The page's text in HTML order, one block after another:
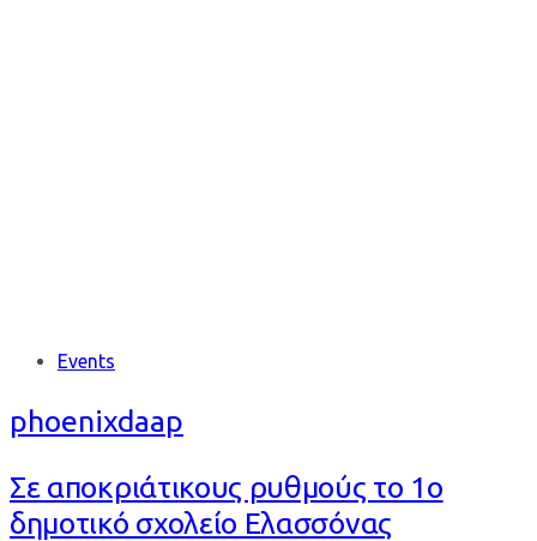
Tags Events
phoenixdaap
Σε αποκριάτικους ρυθμούς το 1ο
δημοτικό σχολείο Ελασσόνας